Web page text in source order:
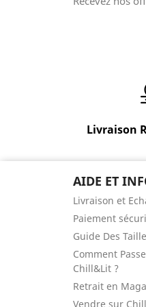
Livraison
AIDE ET
Livraison et
Paiement
Guide Des
Comment
Chill&Lit ?
Retrait en
Vendre sur